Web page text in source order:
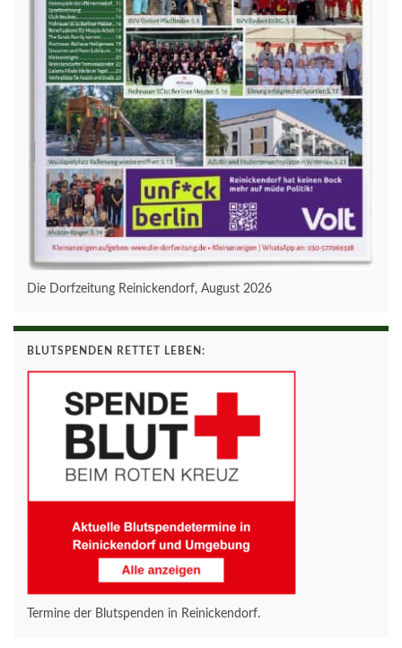
Die Dorfzeitung Reinickendorf, August 2026
BLUTSPENDEN RETTET LEBEN:
Termine der Blutspenden in Reinickendorf.